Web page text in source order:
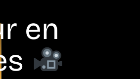
en